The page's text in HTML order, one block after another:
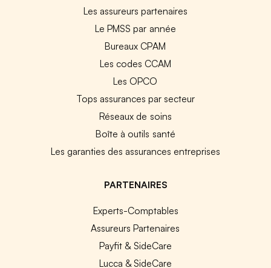
Les assureurs partenaires
Le PMSS par année
Bureaux CPAM
Les codes CCAM
Les OPCO
Tops assurances par secteur
Réseaux de soins
Boîte à outils santé
Les garanties des assurances entreprises
PARTENAIRES
Experts-Comptables
Assureurs Partenaires
Payfit & SideCare
Lucca & SideCare